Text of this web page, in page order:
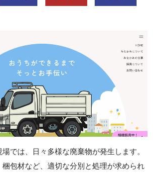
では、日々多様な廃棄物が発生します。
包材など、適切な分別と処理が求められ